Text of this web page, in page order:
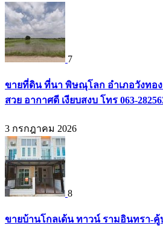
7
ขายที่ดิน ที่นา พิษณุโลก อำเภอวังทอง
สวย อากาศดี เงียบสงบ โทร 063-
3 กรกฎาคม 2026
8
ขายบ้านโกลเด้น ทาวน์ รามอินทรา-